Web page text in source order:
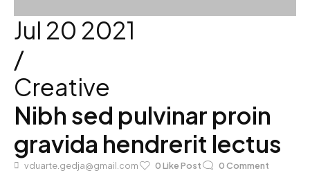
Jul 20 2021
/
Creative
Nibh sed pulvinar proin
gravida hendrerit lectus
vduarte.gedja@gmail.com 0Like Post 0Comment